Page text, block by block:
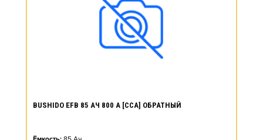
BUSHIDO EFB 85 АЧ 800 А [CCA] ОБРАТНЫЙ